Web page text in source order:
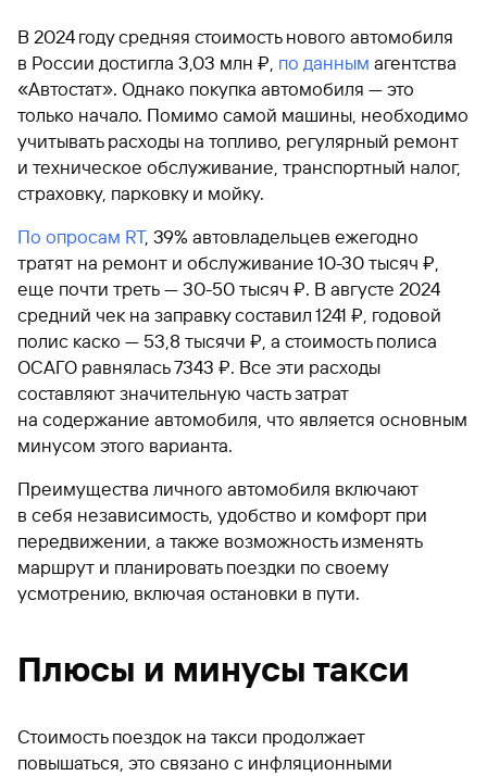
В 2024 году средняя стоимость нового автомобиля
в России достигла 3,03 млн ₽, по данным агентства
«Автостат». Однако покупка автомобиля — это
только начало. Помимо самой машины, необходимо
учитывать расходы на топливо, регулярный ремонт
и техническое обслуживание, транспортный налог,
страховку, парковку и мойку.
По опросам RT, 39% автовладельцев ежегодно
тратят на ремонт и обслуживание 10-30 тысяч ₽,
еще почти треть — 30-50 тысяч ₽. В августе 2024
средний чек на заправку составил 1241 ₽, годовой
полис каско — 53,8 тысячи ₽, а стоимость полиса
ОСАГО равнялась 7343 ₽. Все эти расходы
составляют значительную часть затрат
на содержание автомобиля, что является основным
минусом этого варианта.
Преимущества личного автомобиля включают
в себя независимость, удобство и комфорт при
передвижении, а также возможность изменять
маршрут и планировать поездки по своему
усмотрению, включая остановки в пути.
Плюсы и минусы такси
Стоимость поездок на такси продолжает
повышаться, это связано с инфляционными